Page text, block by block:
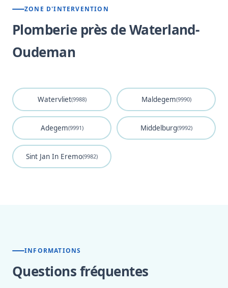
ZONE D'INTERVENTION
Plomberie près de Waterland-
Oudeman
Watervliet(9988) Maldegem(9990)
Adegem(9991) Middelburg(9992)
Sint Jan In Eremo(9982)
INFORMATIONS
Questions fréquentes